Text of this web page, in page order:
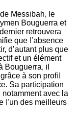
Messibah, le
Bouguerra et
retrouvera
que l’absence
d’autant plus que
et un élément
Bouguerra, il
à son profil
Sa participation
notamment avec la
l’un des meilleurs